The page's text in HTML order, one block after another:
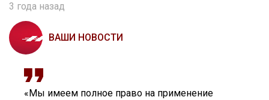
3 года назад
ВАШИ НОВОСТИ
«Мы имеем полное право на применение